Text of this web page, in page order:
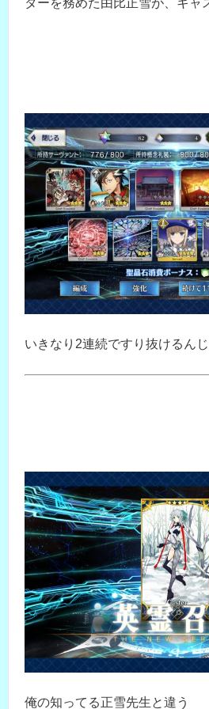
ターを務めた由比正雪が、キャ
いきなり2連続ですり抜けるん
俺の知ってる正雪先生と違う